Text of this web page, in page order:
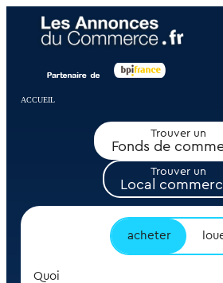
ACCUEIL
Trouver un
Fonds de
Trouver un
Local
acheter
Quoi
Panneau de gestion des cookies